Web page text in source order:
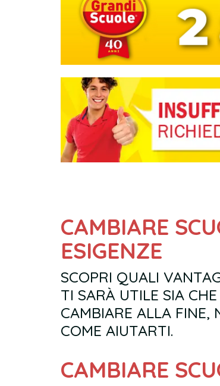
CAMBIARE SCUOLA: UN PROGRAMMA CHE RISPONDE ALLE TUE
ESIGENZE
SCOPRI QUALI
TI SARÀ UTILE SIA
CAMBIARE ALLA FINE,
COME AIUTARTI.
CAMBIARE